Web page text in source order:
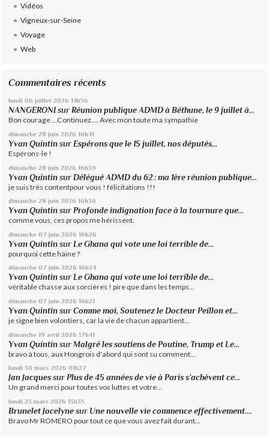
Vidéos
Vigneux-sur-Seine
Voyage
Web
Commentaires récents
lundi 06 juillet 2026 14h56
NANGERONI surRéunion publique ADMD à Béthune, le 9 juillet à...
Bon courage ...Continuez.... Avec mon toute ma sympathie
dimanche 28 juin 2026 16h41
Yvan Quintin surEspérons que le 15 juillet, nos députés...
Espérons-le !
dimanche 28 juin 2026 16h39
Yvan Quintin surDélégué ADMD du 62 : ma 1ère réunion publique...
je suis très contentpour vous ! félicitations !!!
dimanche 28 juin 2026 16h36
Yvan Quintin surProfonde indignation face à la tournure que...
comme vous, ces propos me hérissent.
dimanche 07 juin 2026 16h26
Yvan Quintin sur Le Ghana qui vote une loi terrible de...
pourquoi cette haine ?
dimanche 07 juin 2026 16h24
Yvan Quintin surLe Ghana qui vote une loi terrible de...
véritable chasse aux sorcières ! pire que dans les temps...
dimanche 07 juin 2026 16h21
Yvan Quintin surComme moi, Soutenez le Docteur Peillon et...
je signe bien volontiers, car la vie de chacun appartient...
dimanche 19 avril 2026 17h41
Yvan Quintin surMalgré les soutiens de Poutine, Trump et Le...
bravo à tous, aux Hongrois d'abord qui sont su comment...
lundi 30 mars 2026 01h27
Jan Jacques surPlus de 45 années de vie à Paris s’achèvent ce...
Un grand merci pour toutes vos luttes et votre...
lundi 23 mars 2026 13h35
Brunelet Jocelyne sur Une nouvelle vie commence effectivement....
Bravo Mr ROMERO pour tout ce que vous avez fait durant...